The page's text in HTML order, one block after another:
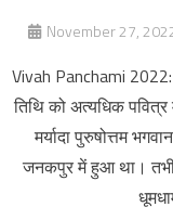
November 27,
Vivah Panchami 2022:
तिथि को अत्यधिक
मर्यादा पुरुषोत्तम
जनकपुर में हुआ था। तभी